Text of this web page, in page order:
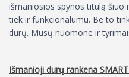
išmaniosios spynos titulą šiuo
tiek ir funkcionalumu. Be to
durų. Mūsų nuomone ir
Išmanioji durų rankena